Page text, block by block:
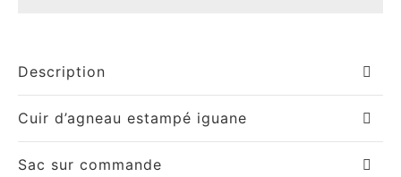
Description
Cuir d’agneau estampé iguane
Sac sur commande